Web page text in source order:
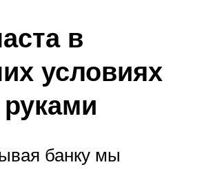
в
условиях
банку мы